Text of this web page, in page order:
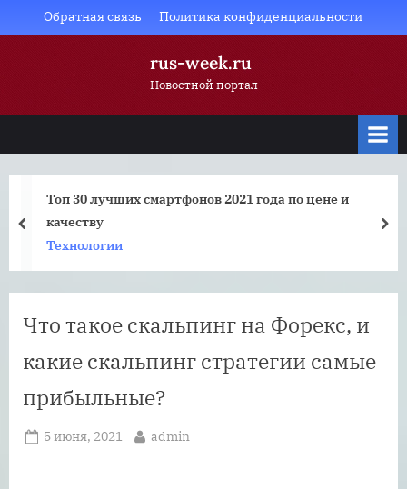
to
Обратная связь Политика конфиденциальности
rus-week.ru
Новостной портал
Топ 30 лучших смартфонов 2021 года по цене и
качеству
Технологии
prev
Что такое скальпинг на Форекс, и
какие скальпинг стратегии самые
прибыльные?
Posted
5 июня, 2021 By
admin